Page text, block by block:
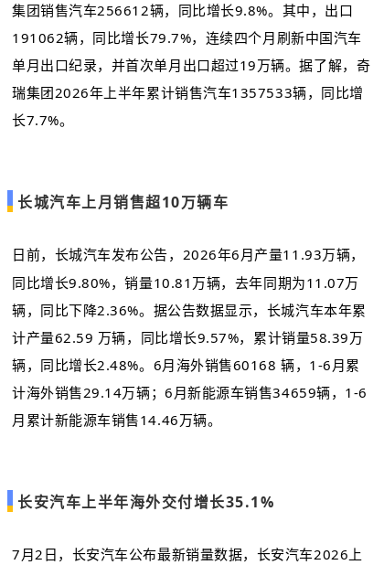
集团销售汽车256612辆，同比增长9.8%。其中，出口
191062辆，同比增长79.7%，连续四个月刷新中国汽车
单月出口纪录，并首次单月出口超过19万辆。据了解，奇
瑞集团2026年上半年累计销售汽车1357533辆，同比增
长7.7%。
长城汽车上月销售超10万辆车
日前，长城汽车发布公告，2026年6月产量11.93万辆，
同比增长9.80%，销量10.81万辆，去年同期为11.07万
辆，同比下降2.36%。据公告数据显示，长城汽车本年累
计产量62.59 万辆，同比增长9.57%，累计销量58.39万
辆，同比增长2.48%。6月海外销售60168 辆，1-6月累
计海外销售29.14万辆；6月新能源车销售34659辆，1-6
月累计新能源车销售14.46万辆。
长安汽车上半年海外交付增长35.1%
7月2日，长安汽车公布最新销量数据，长安汽车2026上